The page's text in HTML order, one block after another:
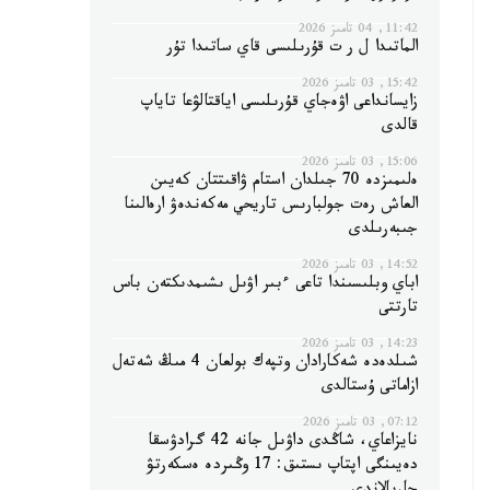
11:42, 04 تامىز 2026
الماتىدا ل ر ت قۇرىلىسى قاي ساتىدا تۇر
15:42, 03 تامىز 2026
زايسانداعى اۋەجاي قۇرىلىسى اياقتالۋعا تاياپ
قالدى
15:06, 03 تامىز 2026
ەلىمىزدە 70 جىلدان استام ۋاقىتتان كەيىن
العاش رەت جولبارىس تاريحي مەكەندەۋ ارەالىنا
جىبەرىلدى
14:52, 03 تامىز 2026
اباي وبلىسىندا تاعى ءبىر اۋىل ىشىمدىكتەن باس
تارتتى
14:23, 03 تامىز 2026
شىلدەدە شەكارادان وتپەك بولعان 4 مىڭ شەتەل
ازاماتى ۇستالدى
07:12, 03 تامىز 2026
نايزاعاي، شاڭدى داۋىل جانە 42 گرادۋسقا
دەيىنگى اپتاپ ىستىق: 17 وڭىردە ەسكەرتۋ